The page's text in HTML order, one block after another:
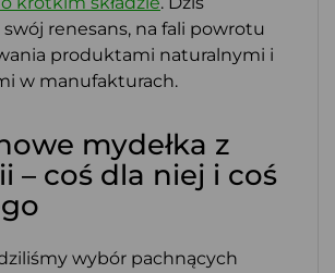
swój renesans, na fali powrotu
produktami naturalnymi i
w manufakturach.
mydełka z
– coś dla niej i coś
wybór pachnących